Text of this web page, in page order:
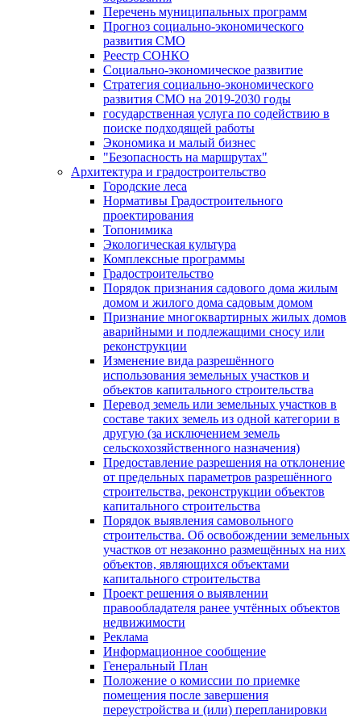
Перечень муниципальных программ
Прогноз социально-экономического
развития СМО
Реестр СОНКО
Социально-экономическое развитие
Стратегия социально-экономического
развития СМО на 2019-2030 годы
государственная услуга по содействию в
поиске подходящей работы
Экономика и малый бизнес
"Безопасность на маршрутах"
Архитектура и градостроительство
Городские леса
Нормативы Градостроительного
проектирования
Топонимика
Экологическая культура
Комплексные программы
Градостроительство
Порядок признания садового дома жилым
домом и жилого дома садовым домом
Признание многоквартирных жилых домов
аварийными и подлежащими сносу или
реконструкции
Изменение вида разрешённого
использования земельных участков и
объектов капитального строительства
Перевод земель или земельных участков в
составе таких земель из одной категории в
другую (за исключением земель
сельскохозяйственного назначения)
Предоставление разрешения на отклонение
от предельных параметров разрешённого
строительства, реконструкции объектов
капитального строительства
Порядок выявления самовольного
строительства. Об освобождении земельных
участков от незаконно размещённых на них
объектов, являющихся объектами
капитального строительства
Проект решения о выявлении
правообладателя ранее учтённых объектов
недвижимости
Реклама
Информационное сообщение
Генеральный План
Положение о комиссии по приемке
помещения после завершения
переустройства и (или) перепланировки